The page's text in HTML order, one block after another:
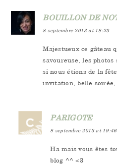
BOUILLON DE
8 septembre 2013 at 18:23
Majestueux ce gâteau
savoureuse, les photos
si nous étions de la
invitation, belle soirée,
PARIGOTE
8 septembre 2013 at 19:46
Ha mais vous êtes
blog ^^ <3